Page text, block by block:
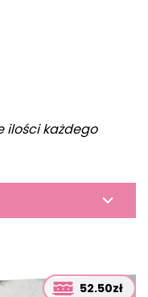
ilości każdego
52.50zł